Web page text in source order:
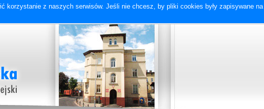
korzystanie z naszych serwisów. Jeśli nie chcesz, by pliki cookies były zapisywane